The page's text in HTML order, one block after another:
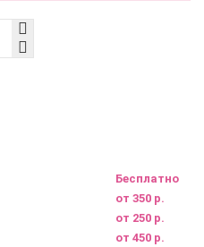
Бесплатно
от 350 р.
от 250 р.
от 450 р.